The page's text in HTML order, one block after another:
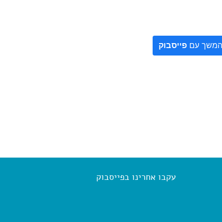
המשך עם פייסבוק
עקבו אחרינו בפייסבוק